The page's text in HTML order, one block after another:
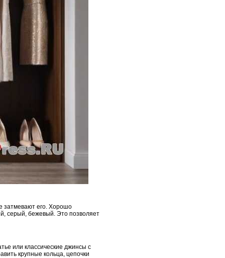
затмевают его. Хорошо
серый, бежевый. Это позволяет
или классические джинсы с
крупные кольца, цепочки